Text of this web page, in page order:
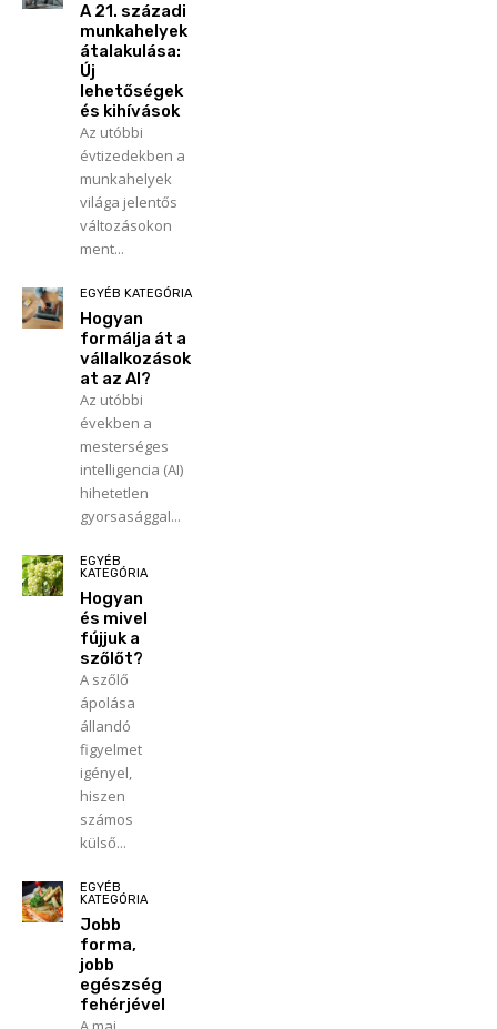
A 21. századi
munkahelyek
átalakulása:
Új
lehetőségek
és kihívások
Az utóbbi
évtizedekben a
munkahelyek
világa jelentős
változásokon
ment...
EGYÉB KATEGÓRIA
Hogyan
formálja át a
vállalkozások
at az AI?
Az utóbbi
években a
mesterséges
intelligencia (AI)
hihetetlen
gyorsasággal...
EGYÉB
KATEGÓRIA
Hogyan
és mivel
fújjuk a
szőlőt?
A szőlő
ápolása
állandó
figyelmet
igényel,
hiszen
számos
külső...
EGYÉB
KATEGÓRIA
Jobb
forma,
jobb
egészség
fehérjével